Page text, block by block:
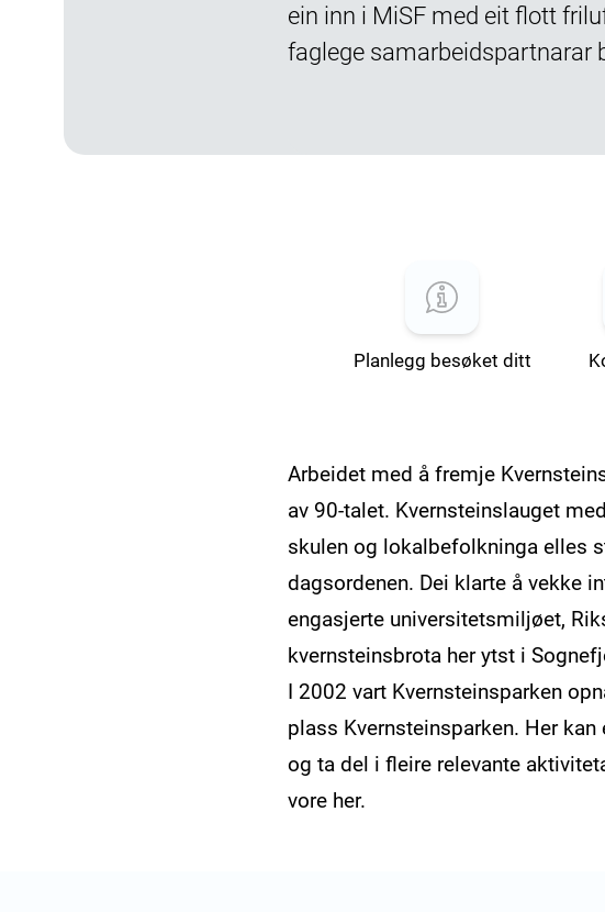
ein inn i MiSF med eit flott
faglege samarbeidspartnarar
Planlegg besøket ditt
Arbeidet med å fremje
av 90-talet. Kvernsteinslauget
skulen og lokalbefolkninga elles
dagsordenen. Dei klarte å vekke
engasjerte universitetsmiljøet,
kvernsteinsbrota her ytst i
I 2002 vart Kvernsteinsparken
plass Kvernsteinsparken. Her
og ta del i fleire relevante
vore her.